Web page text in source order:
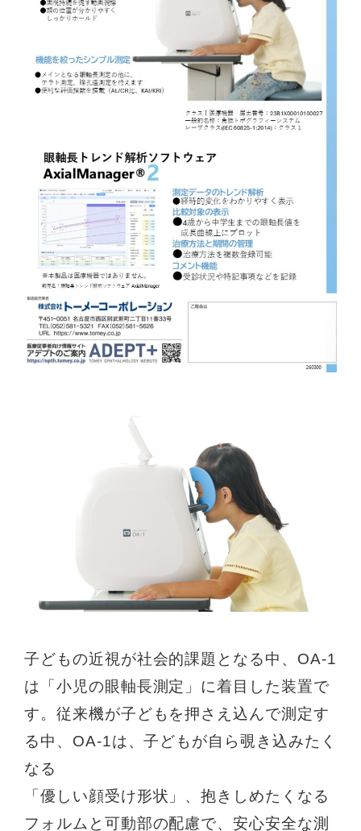
子どもの近視が社会的課題となる中、OA-1
は「小児の眼軸長測定」に着目した装置で
す。従来機が子どもを押さえ込んで測定す
る中、OA-1は、子どもが自ら覗き込みたく
なる
「優しい顔受け形状」、抱きしめたくなる
フォルムと可動部の配慮で、安心安全な測